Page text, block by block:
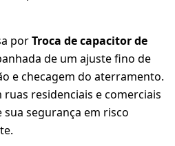
porTroca de capacitor de
de um ajuste fino de
e checagem do aterramento.
residenciais e comerciais
sua segurança em risco